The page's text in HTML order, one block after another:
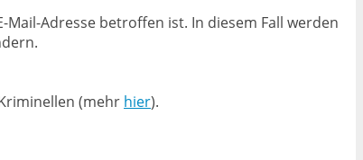
Mail-Adresse betroffen ist. In diesem Fall werden
(mehr hier).